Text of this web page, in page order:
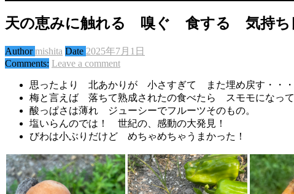
天の恵みに触れる 嗅ぐ 食する 気持ち
Authormishita Date 2025年7月1日
Comments: Leave a comment
思ったより 北あかりが 小さすぎて また埋め戻す・・・
梅と言えば 落ちて熟成されたの食べたら スモモになって
酸っぱさは薄れ ジューシーでフルーツそのもの。
塩いらんのでは！ 世紀の、感動の大発見！
びわは小ぶりだけど めちゃめちゃうまかった！